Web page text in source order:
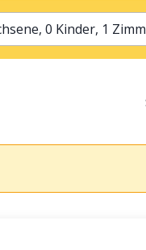
2 Erwachsene, 0 Kinder,